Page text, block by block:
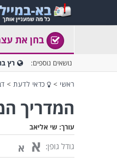
בחן את
נושאים נוספים: רץ
ראשי > כדאי לדעת >
המדריך
עורך: שי אליאב
גודל גופן: א א